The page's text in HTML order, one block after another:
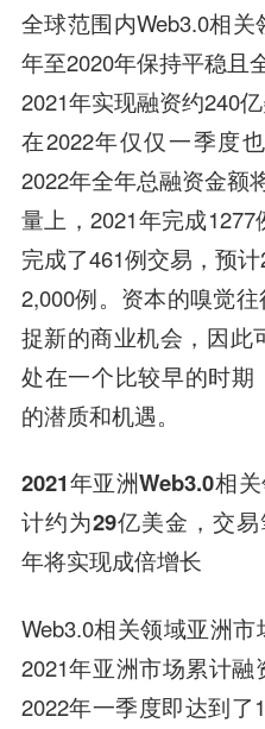
全球范围内Web3.0相
年至2020年保持平稳且
2021年实现融资约240
在2022年仅仅一季度
2022年全年总融资金额
量上，2021年完成
完成了461例交易，预
2,000例。资本的嗅觉
捉新的商业机会，因此
处在一个比较早的时期
的潜质和机遇。
2021年亚洲Web3.0相
计约为29亿美金，交
年将实现成倍增长
Web3.0相关领域亚洲
2021年亚洲市场累计
2022年一季度即达到了